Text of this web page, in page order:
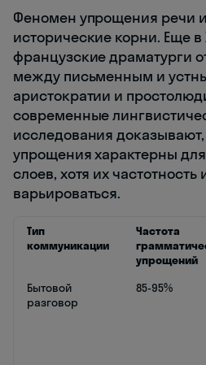
Феномен упрощения речи
исторические корни. Еще в
французские драматурги
между письменным и
аристократии и
современные
исследования доказывают,
упрощения характерны
слоев, хотя их частотность
варьироваться.
Тип
коммуникации
Частота
упрощений
Бытовой
разговор
85-95%